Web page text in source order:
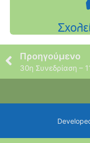
Προηγούμενο